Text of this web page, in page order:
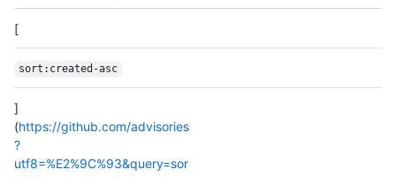
[
sort:created-asc
]
(https://github.com/advisories
?
utf8=%E2%9C%93&query=sor